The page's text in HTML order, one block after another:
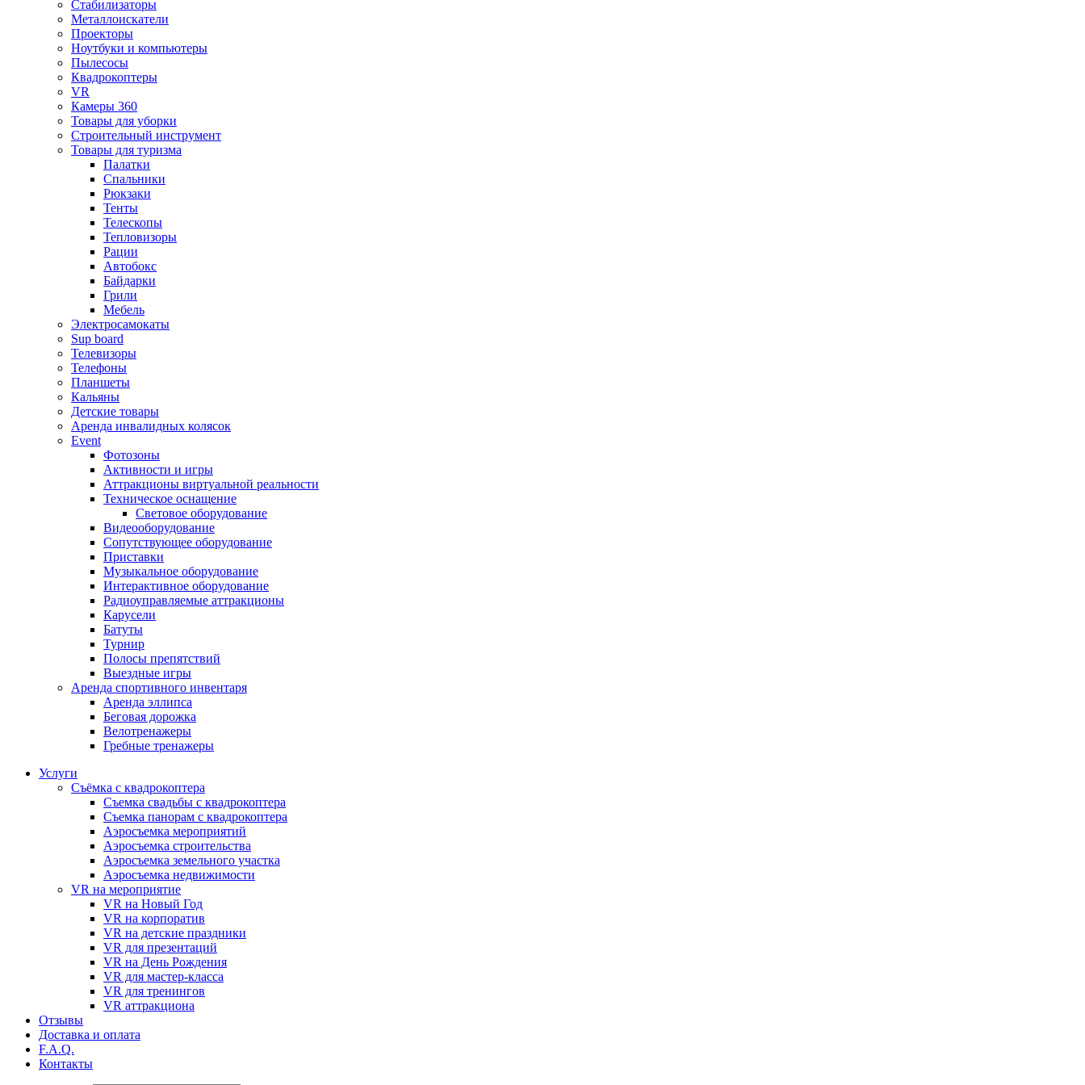
Стабилизаторы
Металлоискатели
Проекторы
Ноутбуки и компьютеры
Пылесосы
Квадрокоптеры
VR
Камеры 360
Товары для уборки
Строительный инструмент
Товары для туризма
Палатки
Спальники
Рюкзаки
Тенты
Телескопы
Тепловизоры
Рации
Автобокс
Байдарки
Грили
Мебель
Электросамокаты
Sup board
Телевизоры
Телефоны
Планшеты
Кальяны
Детские товары
Аренда инвалидных колясок
Event
Фотозоны
Активности и игры
Аттракционы виртуальной реальности
Техническое оснащение
Световое оборудование
Видеооборудование
Сопутствующее оборудование
Приставки
Музыкальное оборудование
Интерактивное оборудование
Радиоуправляемые аттракционы
Карусели
Батуты
Турнир
Полосы препятствий
Выездные игры
Аренда спортивного инвентаря
Аренда эллипса
Бeговая дoрожка
Велотренажеры
Гребные тренажеры
Услуги
Съёмка с квадрокоптера
Съемка свадьбы с квадрокоптера
Съемка панорам с квадрокоптера
Аэросъемка мероприятий
Аэросъемка строительства
Аэросъемка земельного участка
Аэросъемка недвижимости
VR на мероприятие
VR на Новый Год
VR на корпоратив
VR на детские праздники
VR для презентаций
VR на День Рождения
VR для мастер-класса
VR для тренингов
VR аттракциона
Отзывы
Доставка и оплата
F.A.Q.
Контакты